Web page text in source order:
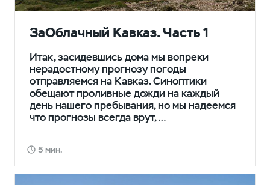
ЗаОблачный Кавказ. Часть 1
Итак, засидевшись дома мы вопреки
нерадостному прогнозу погоды
отправляемся на Кавказ. Синоптики
обещают проливные дожди на каждый
день нашего пребывания, но мы надеемся
что прогнозы всегда врут,…
5 мин.